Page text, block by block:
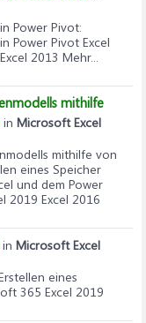
Power Pivot:
Power Pivot Excel
2013 Mehr...
mithilfe
in Microsoft Excel
mithilfe von
eines Speicher
und dem Power
2019 Excel 2016
in Microsoft Excel
eines
365 Excel 2019